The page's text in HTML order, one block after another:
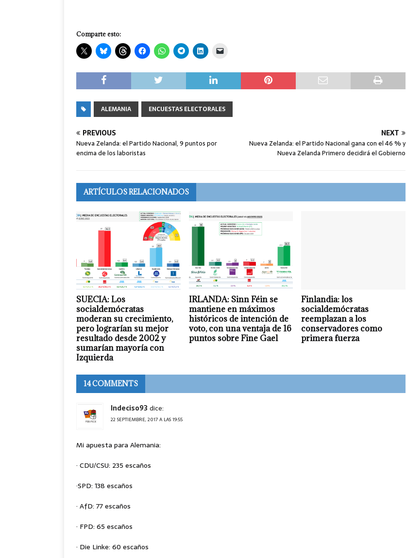
Comparte esto:
ALEMANIA ENCUESTAS ELECTORALES
PREVIOUS
Nueva Zelanda: el Partido Nacional, 9 puntos por
encima de los laboristas
NEXT
Nueva Zelanda: el Partido Nacional gana con el 46 % y
Nueva Zelanda Primero decidirá el Gobierno
ARTÍCULOS RELACIONADOS
SUECIA: Los
socialdemócratas
moderan su crecimiento,
pero lograrían su mejor
resultado desde 2002 y
sumarían mayoría con
Izquierda
IRLANDA: Sinn Féin se
mantiene en máximos
históricos de intención de
voto, con una ventaja de 16
puntos sobre Fine Gael
Finlandia: los
socialdemócratas
reemplazan a los
conservadores como
primera fuerza
14 COMMENTS
Indeciso93 dice:
22 SEPTIEMBRE, 2017 A LAS 19:55
Mi apuesta para Alemania:
· CDU/CSU: 235 escaños
·SPD: 138 escaños
· AfD: 77 escaños
· FPD: 65 escaños
· Die Linke: 60 escaños